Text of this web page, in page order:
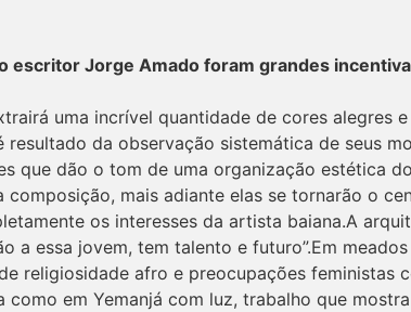
escritor Jorge Amado foram grandes
uma incrível quantidade de cores alegres
resultado da observação sistemática de seus
que dão o tom de uma organização estética
mais adiante elas se tornarão o
os interesses da artista baiana.A
a essa jovem, tem talento e futuro”.Em
religiosidade afro e preocupações feministas
em Yemanjá com luz, trabalho que